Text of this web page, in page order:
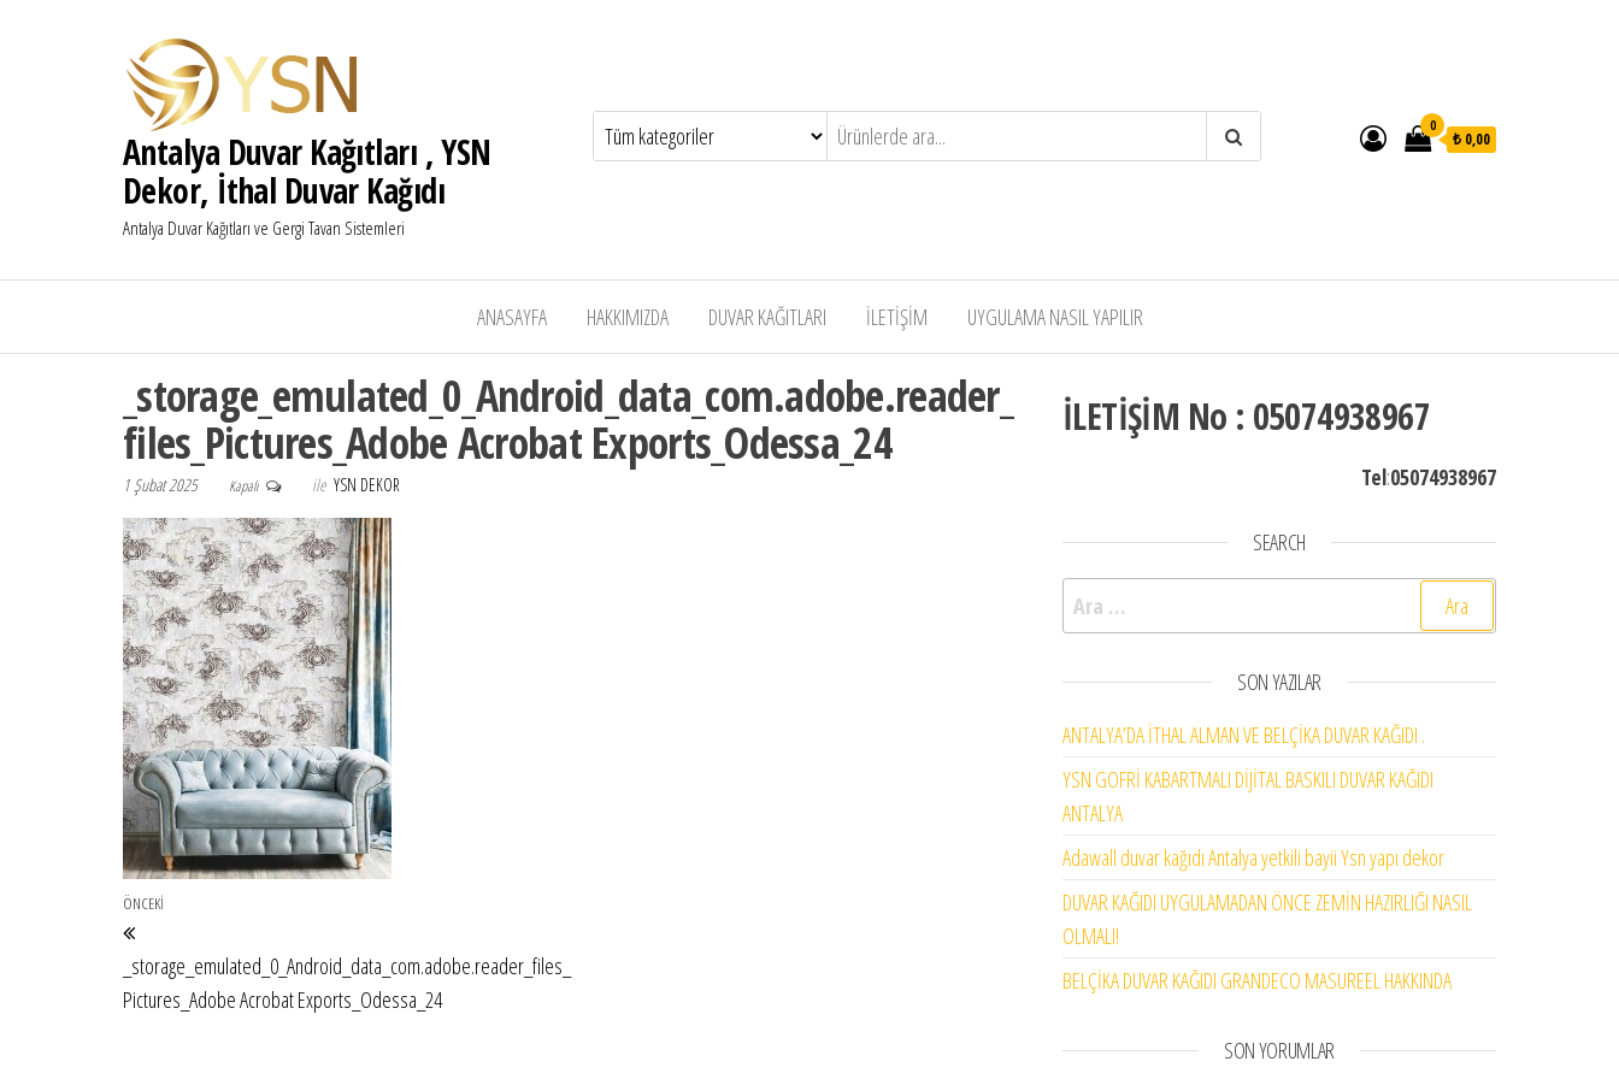
Antalya Duvar Kağıtları , YSN
Dekor, İthal Duvar Kağıdı
Antalya Duvar Kağıtları ve Gergi Tavan Sistemleri
0
₺ 0,00
ANASAYFA HAKKIMIZDA DUVAR KAĞITLARI İLETİŞİM UYGULAMA NASIL YAPILIR
_storage_emulated_0_Android_data_com.adobe.reader_
files_Pictures_Adobe Acrobat Exports_Odessa_24
1 Şubat 2025 Kapalı ile YSN DEKOR
Yazı gezinmesi
Önceki Yazı
ÖNCEKI
_storage_emulated_0_Android_data_com.adobe.reader_files_
Pictures_Adobe Acrobat Exports_Odessa_24
İLETİŞİM No : 05074938967
Tel:05074938967
SEARCH
Arama:
SON YAZILAR
ANTALYA’DA İTHAL ALMAN VE BELÇİKA DUVAR KAĞIDI .
YSN GOFRİ KABARTMALI DİJİTAL BASKILI DUVAR KAĞIDI
ANTALYA
Adawall duvar kağıdı Antalya yetkili bayii Ysn yapı dekor
DUVAR KAĞIDI UYGULAMADAN ÖNCE ZEMİN HAZIRLIĞI NASIL
OLMALI!
BELÇİKA DUVAR KAĞIDI GRANDECO MASUREEL HAKKINDA
SON YORUMLAR